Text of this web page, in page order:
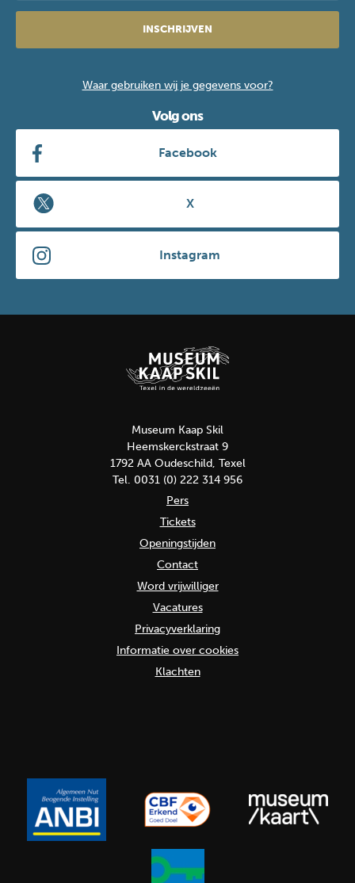
INSCHRIJVEN
Waar gebruiken wij je gegevens voor?
Volg ons
Facebook
X
Instagram
Museum Kaap Skil
Heemskerckstraat 9
1792 AA Oudeschild, Texel
Tel. 0031 (0) 222 314 956
Pers
Tickets
Openingstijden
Contact
Word vrijwilliger
Vacatures
Privacyverklaring
Informatie over cookies
Klachten